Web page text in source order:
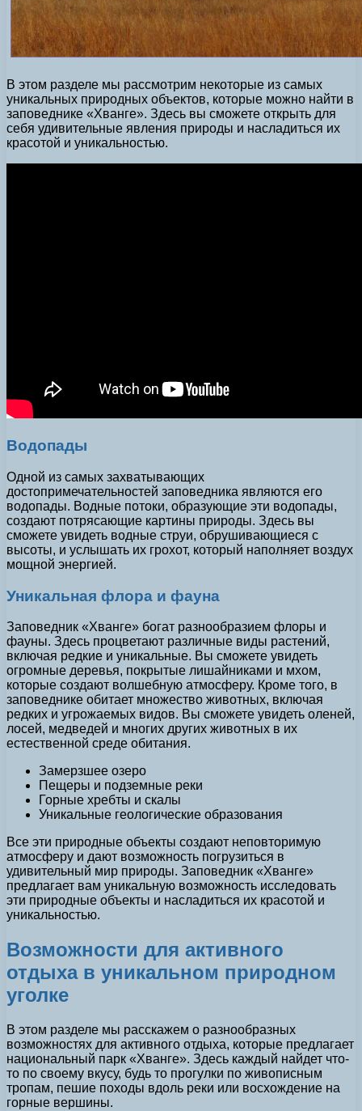
В этом разделе мы рассмотрим некоторые из самых
уникальных природных объектов, которые можно найти в
заповеднике «Хванге». Здесь вы сможете открыть для
себя удивительные явления природы и насладиться их
красотой и уникальностью.
Водопады
Одной из самых захватывающих
достопримечательностей заповедника являются его
водопады. Водные потоки, образующие эти водопады,
создают потрясающие картины природы. Здесь вы
сможете увидеть водные струи, обрушивающиеся с
высоты, и услышать их грохот, который наполняет воздух
мощной энергией.
Уникальная флора и фауна
Заповедник «Хванге» богат разнообразием флоры и
фауны. Здесь процветают различные виды растений,
включая редкие и уникальные. Вы сможете увидеть
огромные деревья, покрытые лишайниками и мхом,
которые создают волшебную атмосферу. Кроме того, в
заповеднике обитает множество животных, включая
редких и угрожаемых видов. Вы сможете увидеть оленей,
лосей, медведей и многих других животных в их
естественной среде обитания.
Замерзшее озеро
Пещеры и подземные реки
Горные хребты и скалы
Уникальные геологические образования
Все эти природные объекты создают неповторимую
атмосферу и дают возможность погрузиться в
удивительный мир природы. Заповедник «Хванге»
предлагает вам уникальную возможность исследовать
эти природные объекты и насладиться их красотой и
уникальностью.
Возможности для активного
отдыха в уникальном природном
уголке
В этом разделе мы расскажем о разнообразных
возможностях для активного отдыха, которые предлагает
национальный парк «Хванге». Здесь каждый найдет что-
то по своему вкусу, будь то прогулки по живописным
тропам, пешие походы вдоль реки или восхождение на
горные вершины.